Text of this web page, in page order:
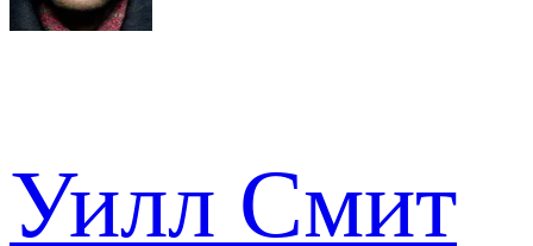
Уилл Смит